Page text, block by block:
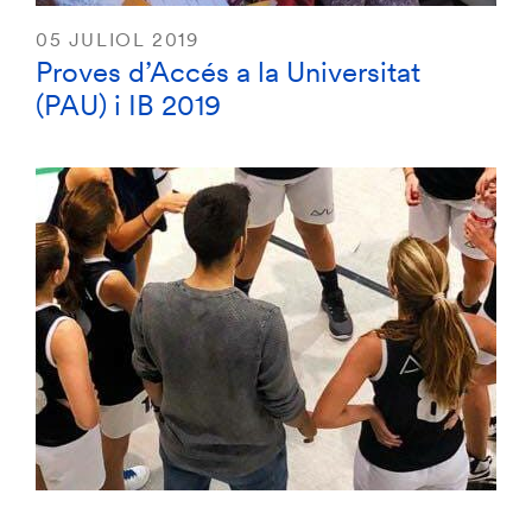
05 JULIOL 2019
Proves d’Accés a la Universitat
(PAU) i IB 2019